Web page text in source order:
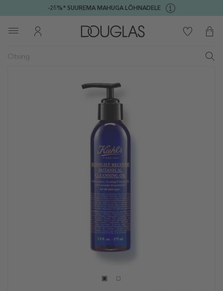
-25%* SUUREMA MAHUGA LÕHNADELE